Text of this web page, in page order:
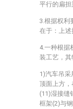
平行的扁担
3.根据权利
在于：上述
4.一种根据
装工艺，其
1)汽车吊采
顶面上方
(11)湿接缝
框架(2)与